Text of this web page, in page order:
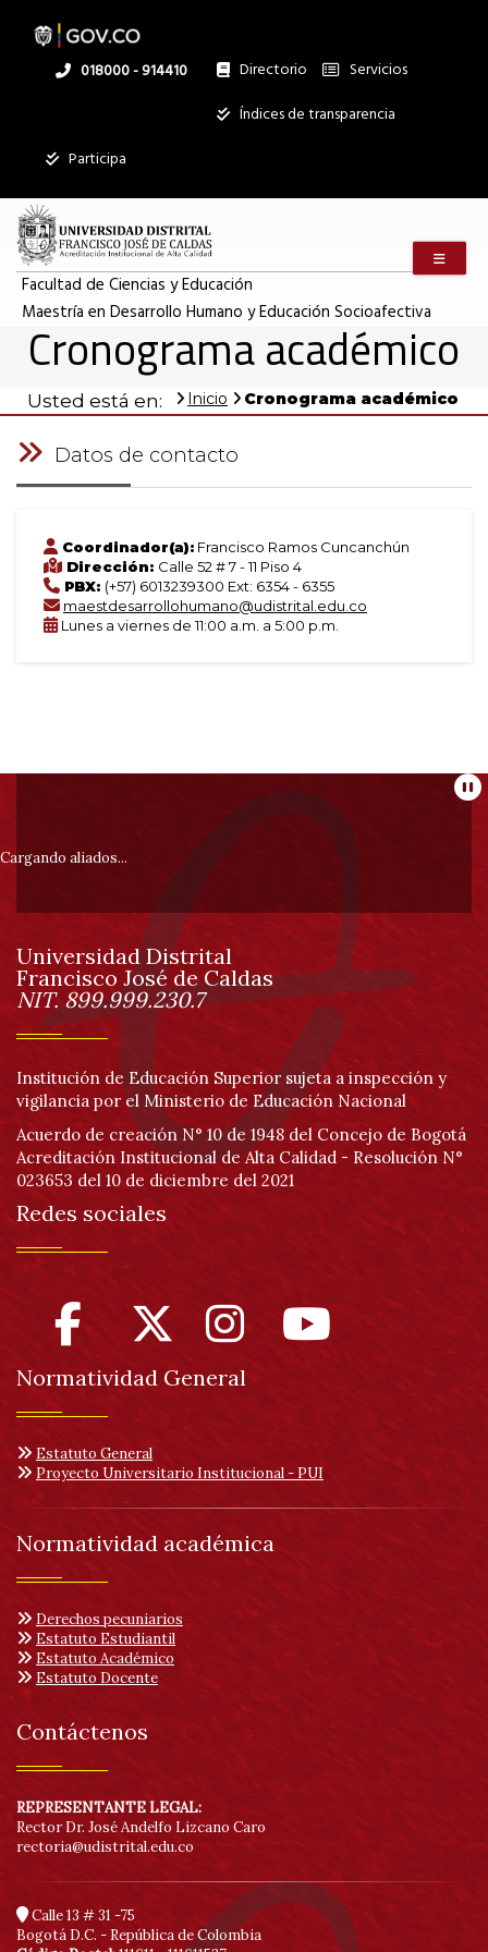
contenido
Linea
018000 - 914410 Directorio
Institucional
Servicios
Índices de transparencia
Participa
Facultad de Ciencias y Educación
Maestría en Desarrollo Humano y Educación Socioafectiva
Cronograma académico
Usted está en: Inicio Cronograma académico
Datos de contacto
Coordinador(a): Francisco Ramos Cuncanchún
Dirección: Calle 52 # 7 - 11 Piso 4
PBX: (+57) 6013239300 Ext: 6354 - 6355
maestdesarrollohumano@udistrital.edu.co
Lunes a viernes de 11:00 a.m. a 5:00 p.m.
Información
pie
de
página
Cargando aliados...
Información
Universidad Distrital
Francisco José de Caldas
NIT. 899.999.230.7
Institución de Educación Superior sujeta a inspección y
vigilancia por el Ministerio de Educación Nacional
Acuerdo de creación N° 10 de 1948 del Concejo de Bogotá
Acreditación Institucional de Alta Calidad - Resolución N°
023653 del 10 de diciembre del 2021
Redes sociales
Normatividad General
Estatuto General
Proyecto Universitario Institucional - PUI
Normatividad académica
Derechos pecuniarios
Estatuto Estudiantil
Estatuto Académico
Estatuto Docente
Contáctenos
REPRESENTANTE LEGAL:
Rector Dr. José Andelfo Lizcano Caro
rectoria@udistrital.edu.co
Calle 13 # 31 -75
Bogotá D.C. - República de Colombia